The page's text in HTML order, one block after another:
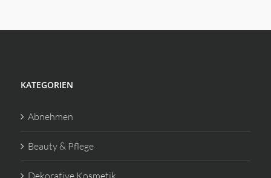
KATEGORIEN
Abnehmen
Beauty & Pflege